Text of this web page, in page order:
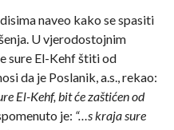
naveo kako se spasiti
U vjerodostojnim
sure El-Kehf štiti od
da je Poslanik, a.s., rekao:
El-Kehf, bit će zaštićen od
je: “…s kraja sure